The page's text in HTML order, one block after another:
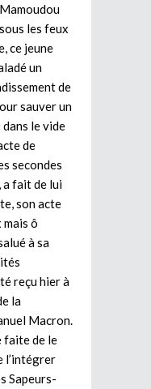
les feux
ce jeune
un
de
sauver un
le vide
de
secondes
a fait de lui
son acte
ô
à sa
reçu hier à
la
Macron.
faite de le
l’intégrer
Sapeurs-